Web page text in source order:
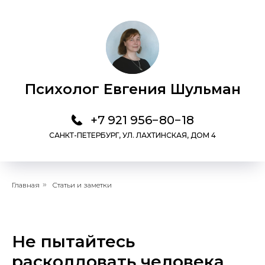
Психолог Евгения Шульман
+7 921 956−80−18
САНКТ-ПЕТЕРБУРГ, УЛ. ЛАХТИНСКАЯ, ДОМ 4
Главная » Статьи и заметки
Не пытайтесь